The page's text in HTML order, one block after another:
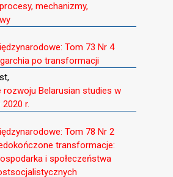
mechanizmy,
Tom 73 Nr 4
po transformacji
rozwoju Belarusian studies w
r.
Tom 78 Nr 2
transformacje:
i społeczeństwa